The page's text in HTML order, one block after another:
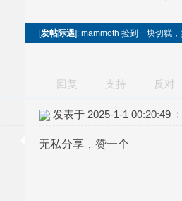
[发帖际遇]: mammoth 捡到一块切糕
回复 支持 反对
发表于 2025-1-1 00:20:49
无私分享，赞一个